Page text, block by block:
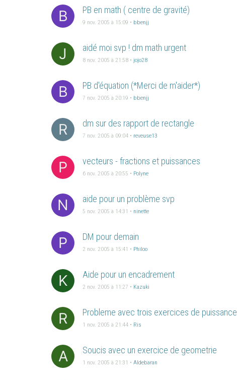
B PB en math ( centre de gravité)
9 nov. 2005 à 15:09 • bbenjj
J aidé moi svp ! dm math urgent
8 nov. 2005 à 21:58 • jojo28
B PB d'équation (*Merci de m'aider*)
7 nov. 2005 à 20:19 • bbenjj
R dm sur des rapport de rectangle
7 nov. 2005 à 09:04 • reveuse13
P vecteurs - fractions et puissances
6 nov. 2005 à 20:55 • Polyne
N aide pour un problème svp
5 nov. 2005 à 14:31 • ninette
P DM pour demain
2 nov. 2005 à 15:41 • Philoo
K Aide pour un encadrement
2 nov. 2005 à 11:27 • Kazuki
R Probleme avec trois exercices de puissance
1 nov. 2005 à 21:44 • Ris
A Soucis avec un exercice de geometrie
1 nov. 2005 à 21:31 • Aldebaran